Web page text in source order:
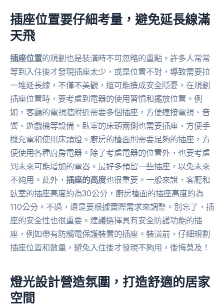
插座位置要仔細考量，避免延長線滿
天飛
插座位置的規劃也是裝潢時不可忽略的重點。許多人常常
等到入住後才發現插座太少，或是位置不對，導致需要拉
一堆延長線，不僅不美觀，還可能造成安全隱憂。在規劃
插座位置時，要考慮到電器的使用習慣和擺放位置。例
如，客廳的電視牆附近需要多個插座，方便連接電視、音
響、遊戲機等設備。臥室的床頭兩側也需要插座，方便手
機充電和使用床頭燈。廚房的檯面則需要足夠的插座，方
便使用各種廚房電器。除了考慮電器的位置外，也要考慮
到未來可能增加的電器。最好多預留一些插座，以免未來
不夠用。此外， 插座的高度也很重要。一般來說，客廳和
臥室的插座高度約為30公分，廚房檯面的插座高度約為
110公分。不過，還是要根據實際需求來調整。別忘了，插
座的安全性也很重要。建議選擇具有安全防護功能的插
座，例如帶有防觸電保護裝置的插座。裝潢前，仔細規劃
插座位置和數量，避免入住後才發現不夠用，後悔莫及！
燈光設計營造氛圍，打造舒適的居家
空間